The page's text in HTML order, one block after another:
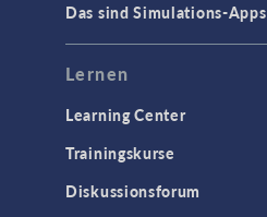
Das sind Simulations-Apps
Lernen
Learning Center
Trainingskurse
Diskussionsforum